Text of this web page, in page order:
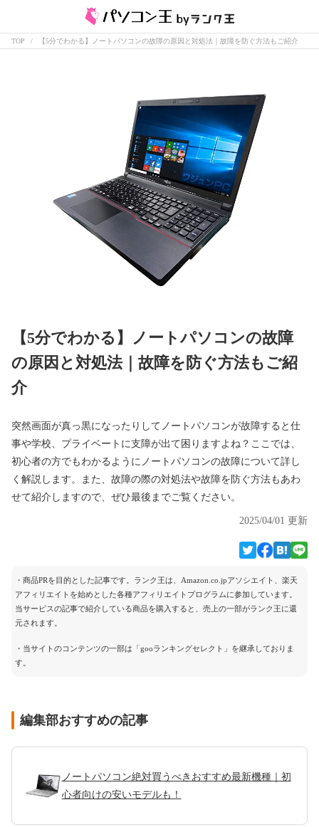
TOP 【5分でわかる】ノートパソコンの故障の原因と対処法｜故障を防ぐ方法もご紹介
【5分でわかる】ノートパソコンの故障
の原因と対処法｜故障を防ぐ方法もご紹
介
突然画面が真っ黒になったりしてノートパソコンが故障すると仕
事や学校、プライベートに支障が出て困りますよね？ここでは、
初心者の方でもわかるようにノートパソコンの故障について詳し
く解説します。また、故障の際の対処法や故障を防ぐ方法もあわ
せて紹介しますので、ぜひ最後までご覧ください。
2025/04/01 更新
・商品PRを目的とした記事です。ランク王は、Amazon.co.jpアソシエイト、楽天
アフィリエイトを始めとした各種アフィリエイトプログラムに参加しています。
当サービスの記事で紹介している商品を購入すると、売上の一部がランク王に還
元されます。
・当サイトのコンテンツの一部は「gooランキングセレクト」を継承しておりま
す。
編集部おすすめの記事
ノートパソコン絶対買うべきおすすめ最新機種｜初
心者向けの安いモデルも！